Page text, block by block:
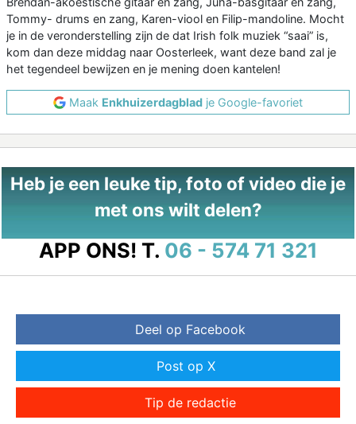
Tommy- drums en zang, Karen-viool en Filip-mandoline. Mocht
je in de veronderstelling zijn de dat Irish folk muziek “saai” is,
kom dan deze middag naar Oosterleek, want deze band zal je
het tegendeel bewijzen en je mening doen kantelen!
Maak Enkhuizerdagblad je Google-favoriet
Heb je een leuke tip, foto of video die je
met ons wilt delen?
APP ONS! T. 06 - 574 71 321
Deel op Facebook
Post op X
Tip de redactie